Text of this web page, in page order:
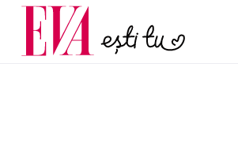
Carieră
Actualitate